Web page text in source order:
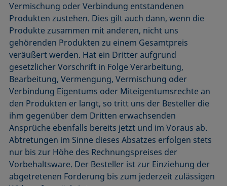
Vermischung oder Verbindung entstandenen
Produkten zustehen. Dies gilt auch dann, wenn die
Produkte zusammen mit anderen, nicht uns
gehörenden Produkten zu einem Gesamtpreis
veräußert werden. Hat ein Dritter aufgrund
gesetzlicher Vorschrift in Folge Verarbeitung,
Bearbeitung, Vermengung, Vermischung oder
Verbindung Eigentums oder Miteigentumsrechte an
den Produkten er langt, so tritt uns der Besteller die
ihm gegenüber dem Dritten erwachsenden
Ansprüche ebenfalls bereits jetzt und im Voraus ab.
Abtretungen im Sinne dieses Absatzes erfolgen stets
nur bis zur Höhe des Rechnungspreises der
Vorbehaltsware. Der Besteller ist zur Einziehung der
abgetretenen Forderung bis zum jederzeit zulässigen